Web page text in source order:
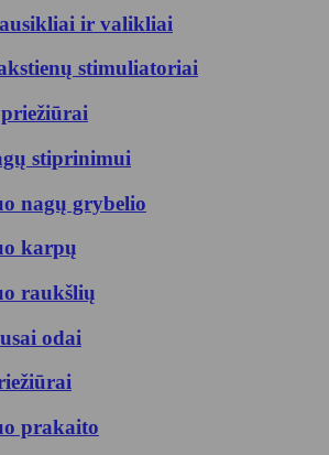
ir valikliai
stimuliatoriai
stiprinimui
nagų grybelio
karpų
raukšlių
odai
prakaito